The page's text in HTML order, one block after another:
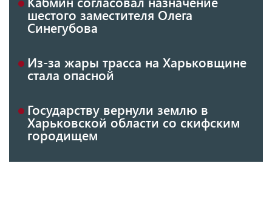
шестого заместителя Олега
Синегубова
Из-за жары трасса на Харьковщине
стала опасной
Государству вернули землю в
Харьковской области со скифским
городищем